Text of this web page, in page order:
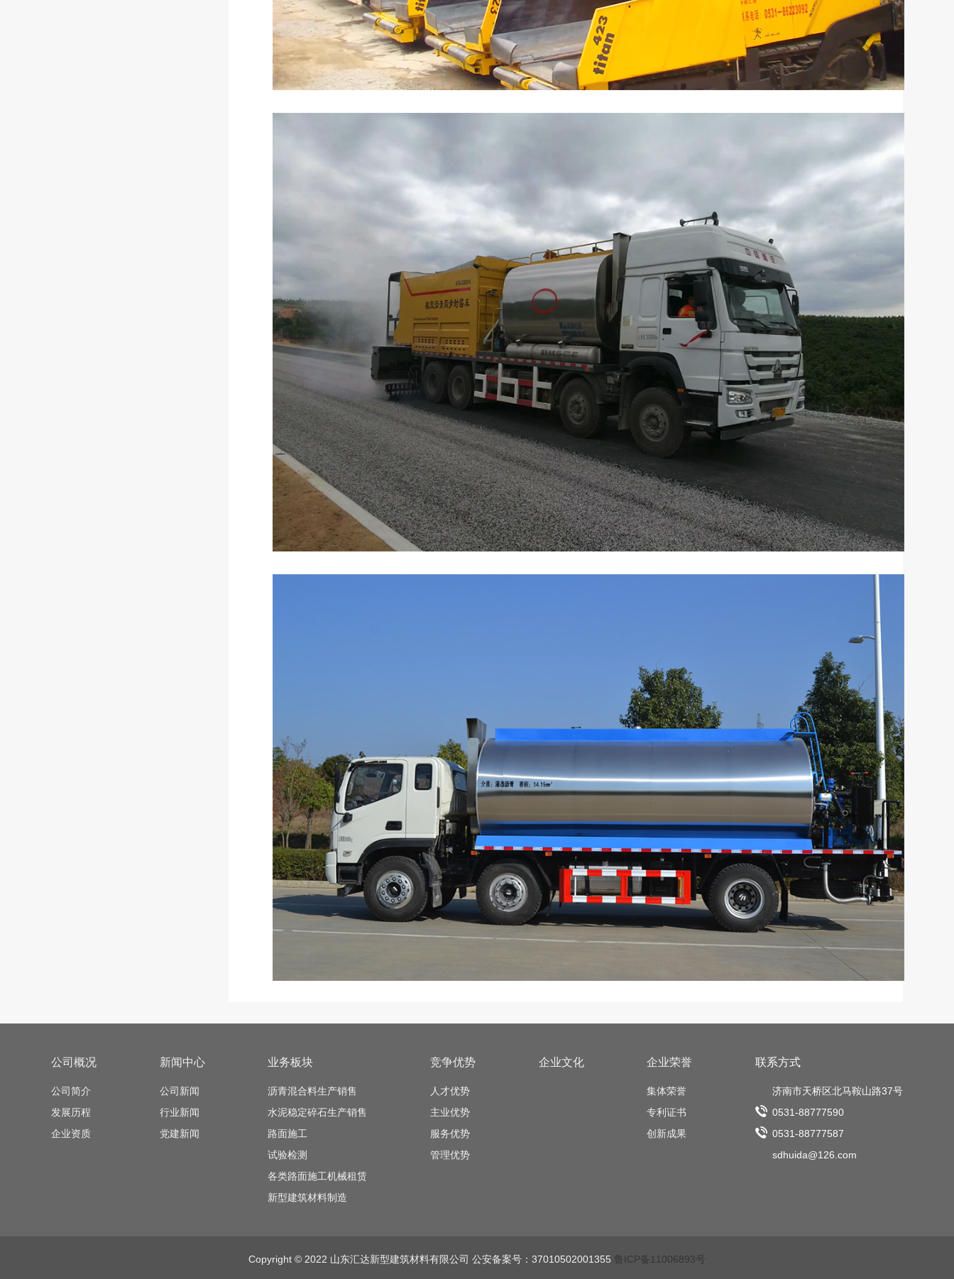
公司概况
公司简介
发展历程
企业资质
新闻中心
公司新闻
行业新闻
党建新闻
业务板块
沥青混合料生产销售
水泥稳定碎石生产销售
路面施工
试验检测
各类路面施工机械租赁
新型建筑材料制造
竞争优势
人才优势
主业优势
服务优势
管理优势
企业文化 企业荣誉
集体荣誉
专利证书
创新成果
联系方式
济南市天桥区北马鞍山路37号
0531-88777590
0531-88777587
sdhuida@126.com
Copyright © 2022 山东汇达新型建筑材料有限公司 公安备案号：37010502001355 鲁ICP备11006893号